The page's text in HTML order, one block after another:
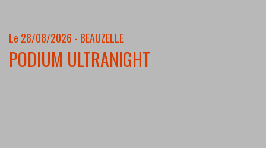
Le 28/08/2026 - BEAUZELLE
PODIUM ULTRANIGHT